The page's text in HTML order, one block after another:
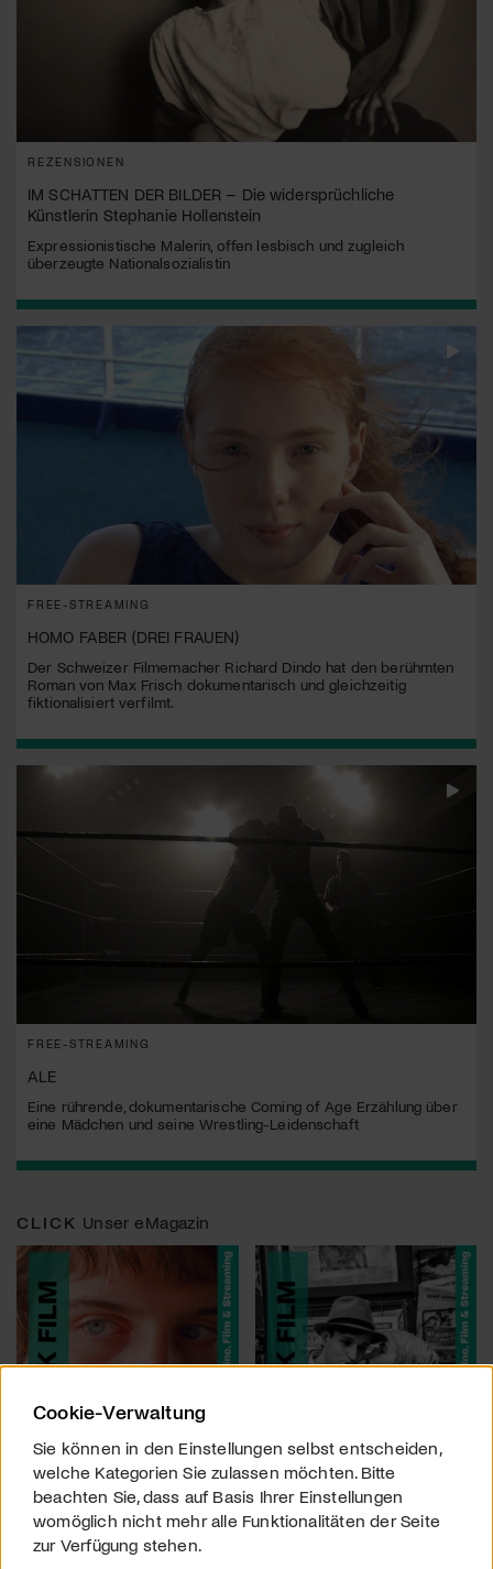
REZENSIONEN
IM SCHATTEN DER BILDER – Die widersprüchliche
Künstlerin Stephanie Hollenstein
Expressionistische Malerin, offen lesbisch und zugleich
überzeugte Nationalsozialistin
FREE-STREAMING
HOMO FABER (DREI FRAUEN)
Der Schweizer Filmemacher Richard Dindo hat den berühmten
Roman von Max Frisch dokumentarisch und gleichzeitig
fiktionalisiert verfilmt.
FREE-STREAMING
ALE
Eine rührende, dokumentarische Coming of Age Erzählung über
eine Mädchen und seine Wrestling-Leidenschaft
CLICK Unser eMagazin
Cookie-Verwaltung
Sie können in den Einstellungen selbst entscheiden,
welche Kategorien Sie zulassen möchten. Bitte
beachten Sie, dass auf Basis Ihrer Einstellungen
womöglich nicht mehr alle Funktionalitäten der Seite
zur Verfügung stehen.